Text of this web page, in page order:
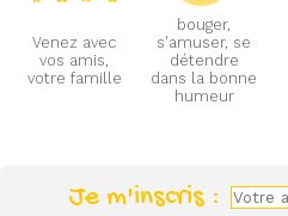
Venez avec
vos amis,
votre famille
bouger,
s'amuser, se
détendre
dans la bonne
humeur
Je m'inscris :